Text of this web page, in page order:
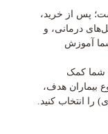
پس از خرید،
درمانی، و
شما آموزش
شما کمک
بیماران هدف،
را انتخاب کنید.